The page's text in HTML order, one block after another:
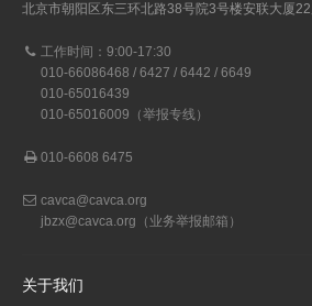
北京市朝阳区东三环北路38号院3号楼安联大厦
工作时间：9:00-17:30
010-66086468 / 6427 / 6442 / 6649
010-65016439
010-65016009（举报专线）
010-6608 6475
cavca@cavca.org
jbzx@cavca.org （业务举报邮箱）
关于我们